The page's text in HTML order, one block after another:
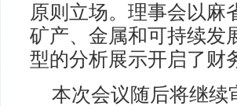
原则立场。理事会以麻
矿产、金属和可持续发
型的分析展示开启了财
本次会议随后将继续